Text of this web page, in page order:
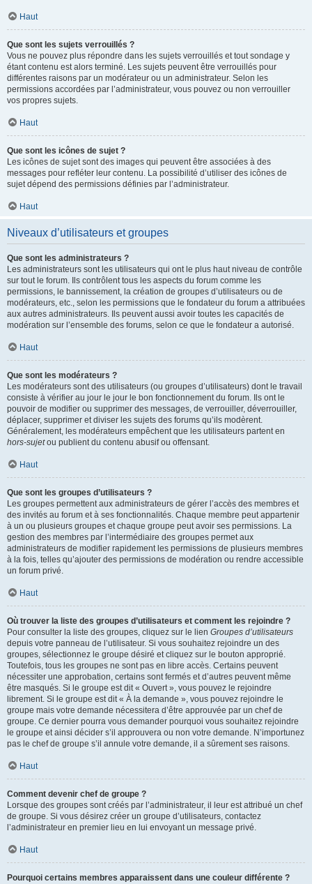
Haut
Que sont les sujets verrouillés ?
Vous ne pouvez plus répondre dans les sujets verrouillés et tout sondage y
étant contenu est alors terminé. Les sujets peuvent être verrouillés pour
différentes raisons par un modérateur ou un administrateur. Selon les
permissions accordées par l’administrateur, vous pouvez ou non verrouiller
vos propres sujets.
Haut
Que sont les icônes de sujet ?
Les icônes de sujet sont des images qui peuvent être associées à des
messages pour refléter leur contenu. La possibilité d’utiliser des icônes de
sujet dépend des permissions définies par l’administrateur.
Haut
Niveaux d’utilisateurs et groupes
Que sont les administrateurs ?
Les administrateurs sont les utilisateurs qui ont le plus haut niveau de contrôle
sur tout le forum. Ils contrôlent tous les aspects du forum comme les
permissions, le bannissement, la création de groupes d’utilisateurs ou de
modérateurs, etc., selon les permissions que le fondateur du forum a attribuées
aux autres administrateurs. Ils peuvent aussi avoir toutes les capacités de
modération sur l’ensemble des forums, selon ce que le fondateur a autorisé.
Haut
Que sont les modérateurs ?
Les modérateurs sont des utilisateurs (ou groupes d’utilisateurs) dont le travail
consiste à vérifier au jour le jour le bon fonctionnement du forum. Ils ont le
pouvoir de modifier ou supprimer des messages, de verrouiller, déverrouiller,
déplacer, supprimer et diviser les sujets des forums qu’ils modèrent.
Généralement, les modérateurs empêchent que les utilisateurs partent en
hors-sujetou publient du contenu abusif ou offensant.
Haut
Que sont les groupes d’utilisateurs ?
Les groupes permettent aux administrateurs de gérer l’accès des membres et
des invités au forum et à ses fonctionnalités. Chaque membre peut appartenir
à un ou plusieurs groupes et chaque groupe peut avoir ses permissions. La
gestion des membres par l’intermédiaire des groupes permet aux
administrateurs de modifier rapidement les permissions de plusieurs membres
à la fois, telles qu’ajouter des permissions de modération ou rendre accessible
un forum privé.
Haut
Où trouver la liste des groupes d’utilisateurs et comment les rejoindre ?
Pour consulter la liste des groupes, cliquez sur le lien Groupes d’utilisateurs
depuis votre panneau de l’utilisateur. Si vous souhaitez rejoindre un des
groupes, sélectionnez le groupe désiré et cliquez sur le bouton approprié.
Toutefois, tous les groupes ne sont pas en libre accès. Certains peuvent
nécessiter une approbation, certains sont fermés et d’autres peuvent même
être masqués. Si le groupe est dit « Ouvert », vous pouvez le rejoindre
librement. Si le groupe est dit « À la demande », vous pouvez rejoindre le
groupe mais votre demande nécessitera d’être approuvée par un chef de
groupe. Ce dernier pourra vous demander pourquoi vous souhaitez rejoindre
le groupe et ainsi décider s’il approuvera ou non votre demande. N’importunez
pas le chef de groupe s’il annule votre demande, il a sûrement ses raisons.
Haut
Comment devenir chef de groupe ?
Lorsque des groupes sont créés par l’administrateur, il leur est attribué un chef
de groupe. Si vous désirez créer un groupe d’utilisateurs, contactez
l’administrateur en premier lieu en lui envoyant un message privé.
Haut
Pourquoi certains membres apparaissent dans une couleur différente ?